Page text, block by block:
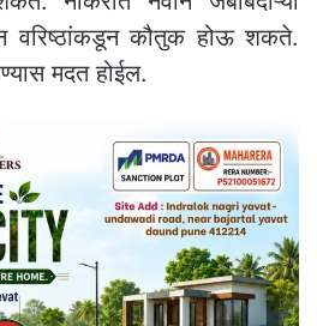
वरिष्ठांकडून कौतुक होऊ शकते.
मदत होईल.